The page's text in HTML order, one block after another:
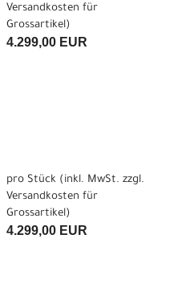
Versandkosten für
Grossartikel)
4.299,00 EUR
pro Stück (inkl. MwSt. zzgl.
Versandkosten für
Grossartikel)
4.299,00 EUR